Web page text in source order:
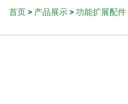
首页 > 产品展示 > 功能扩展配件